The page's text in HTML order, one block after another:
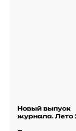
Новый выпуск
журнала. Лето